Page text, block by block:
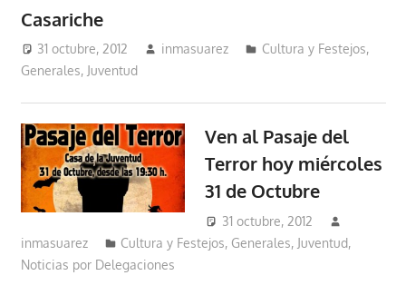
Casariche
31 octubre, 2012 inmasuarez Cultura y Festejos,
Generales, Juventud
Ven al Pasaje del
Terror hoy miércoles
31 de Octubre
31 octubre, 2012
inmasuarez
Cultura y Festejos, Generales, Juventud,
Noticias por Delegaciones